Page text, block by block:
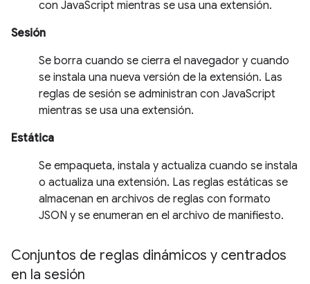
con JavaScript mientras se usa una extensión.
Sesión
Se borra cuando se cierra el navegador y cuando
se instala una nueva versión de la extensión. Las
reglas de sesión se administran con JavaScript
mientras se usa una extensión.
Estática
Se empaqueta, instala y actualiza cuando se instala
o actualiza una extensión. Las reglas estáticas se
almacenan en archivos de reglas con formato
JSON y se enumeran en el archivo de manifiesto.
Conjuntos de reglas dinámicos y centrados
en la sesión